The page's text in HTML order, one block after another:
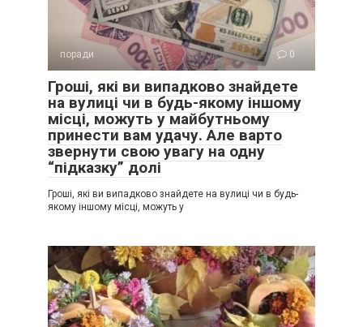
поради 0
Гроші, які ви випадково знайдете
на вулиці чи в будь-якому іншому
місці, можуть у майбутньому
принести вам удачу. Але варто
звернути свою увагу на одну
“підказку” долі
Гроші, які ви випадково знайдете на вулиці чи в будь-
якому іншому місці, можуть у